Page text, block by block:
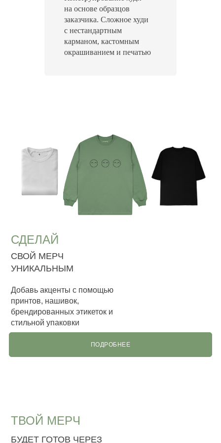
и паспорт
Ты сможешь сшить мерч
где угодно и в любом
количестве
на основе образцов
заказчика. Сложное худи
с нестандартным
карманом, кастомным
окрашиванием и печатью
СДЕЛАЙ
СВОЙ МЕРЧ
УНИКАЛЬНЫМ
Добавь акценты с помощью
принтов, нашивок,
брендированных этикеток и
стильной упаковки
ПОДРОБНЕЕ
ТВОЙ МЕРЧ
БУДЕТ ГОТОВ ЧЕРЕЗ